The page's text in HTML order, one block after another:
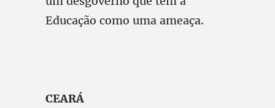
Educação como uma ameaça.
CEARÁ